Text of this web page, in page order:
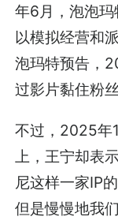
年6月，泡泡玛
以模拟经营和
泡玛特预告，
过影片黏住粉
不过，2025年
上，王宁却表
尼这样一家IP
但是慢慢地我